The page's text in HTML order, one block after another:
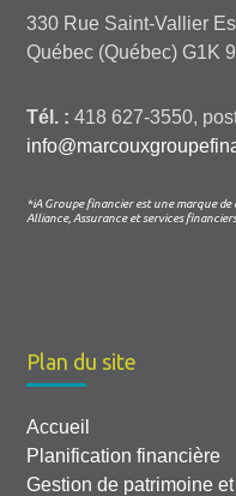
330 Rue Saint-Vallier
Québec (Québec) G1K
Tél. : 418 627-3550,
*iA Groupe financier est une marque
Alliance, Assurance et services
Plan du site
Accueil
Planification financière
Gestion de patrimoine